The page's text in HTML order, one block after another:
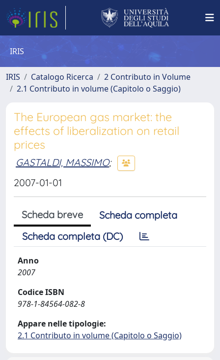
IRIS
IRIS Catalogo Ricerca
2 Contributo in Volume
2.1 Contributo in volume (Capitolo o Saggio)
The European gas market: the
effects of liberalization on retail
prices
GASTALDI, MASSIMO;
2007-01-01
Scheda breve
Scheda completa
Scheda completa (DC)
Anno
2007
Codice ISBN
978-1-84564-082-8
Appare nelle tipologie:
2.1 Contributo in volume (Capitolo o Saggio)